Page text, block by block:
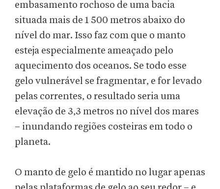
embasamento rochoso de uma bacia
situada mais de 1 500 metros abaixo do
nível do mar. Isso faz com que o manto
esteja especialmente ameaçado pelo
aquecimento dos oceanos. Se todo esse
gelo vulnerável se fragmentar, e for levado
pelas correntes, o resultado seria uma
elevação de 3,3 metros no nível dos mares
– inundando regiões costeiras em todo o
planeta.
O manto de gelo é mantido no lugar apenas